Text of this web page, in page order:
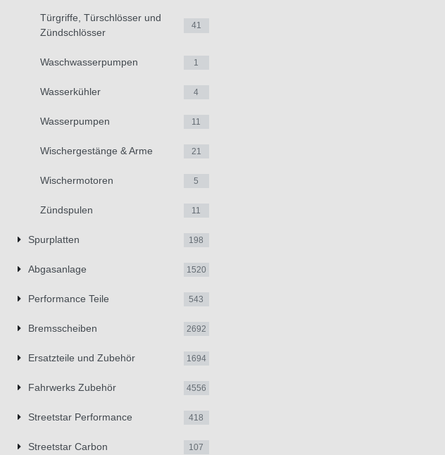
Türgriffe, Türschlösser und
Zündschlösser
41
Waschwasserpumpen 1
Wasserkühler 4
Wasserpumpen 11
Wischergestänge & Arme 21
Wischermotoren 5
Zündspulen 11
Spurplatten 198
Abgasanlage 1520
Performance Teile 543
Bremsscheiben 2692
Ersatzteile und Zubehör 1694
Fahrwerks Zubehör 4556
Streetstar Performance 418
Streetstar Carbon 107